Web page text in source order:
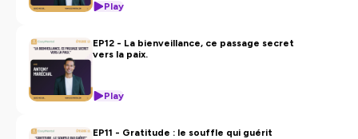
Play
EP12 - La bienveillance, ce passage secret
vers la paix.
Play
EP11 - Gratitude : le souffle qui guérit